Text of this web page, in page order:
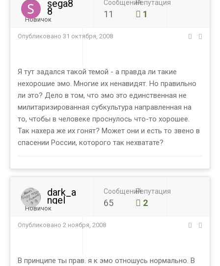
sega8
8
Новичок
Сообщений
11
Репутация
1
Опубликовано 31 октября, 2008
Я тут задался такой темой - а правда ли такие
нехорошие эмо. Многие их ненавидят. Но правильно
ли это? Дело в том, что эмо это единственная не
милитаризированная субкультура направленная на
то, чтобы в человеке проснулось что-то хорошее.
Так нахера же их гонят? Может они и есть то звено в
спасении России, которого так нехватате?
dark_a
ngel
Новичок
Сообщений
65
Репутация
2
Опубликовано 2 ноября, 2008
В принципе ты прав. я к эмо отношусь нормально. В